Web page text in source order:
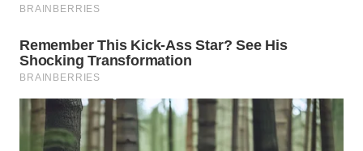
KARAWANG
WN
BEKASI
WN